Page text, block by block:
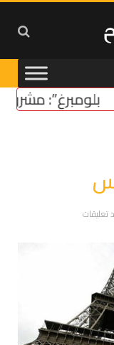
مشروع
تعليقات